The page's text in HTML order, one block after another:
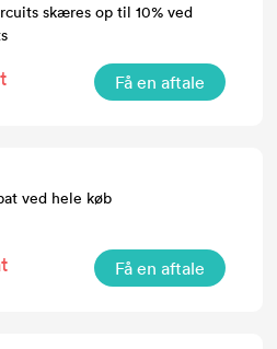
skæres op til 10% ved
Få en aftale
ved hele køb
Få en aftale